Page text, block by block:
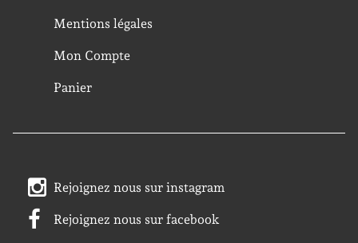
Mentions légales
Mon Compte
Panier
Rejoignez nous sur instagram
Rejoignez nous sur facebook